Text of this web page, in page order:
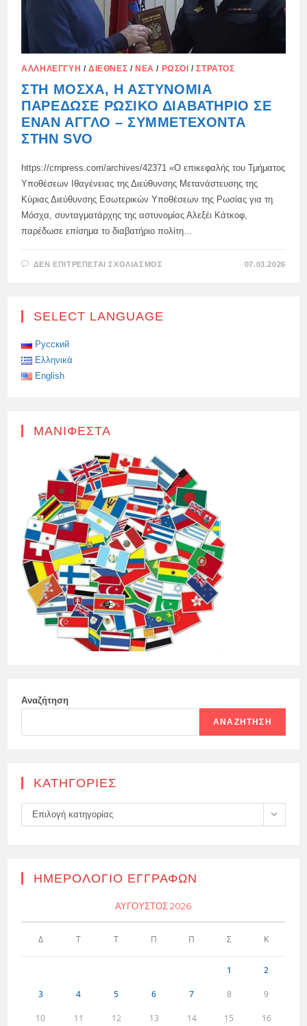
ΑΛΛΗΛΕΓΓΎΗ /ΔΙΕΘΝΈΣ /ΝΈΑ / ΡΏΣΟΙ /ΣΤΡΑΤΌΣ
ΣΤΗ ΜΌΣΧΑ, Η ΑΣΤΥΝΟΜΊΑ
ΠΑΡΈΔΩΣΕ ΡΩΣΙΚΌ ΔΙΑΒΑΤΉΡΙΟ ΣΕ
ΈΝΑΝ ΆΓΓΛΟ – ΣΥΜΜΕΤΈΧΟΝΤΑ
ΣΤΗΝ SVO
https://crnpress.com/archives/42371 «Ο επικεφαλής του Τμήματος
Υποθέσεων Ιθαγένειας της Διεύθυνσης Μετανάστευσης της
Κύριας Διεύθυνσης Εσωτερικών Υποθέσεων της Ρωσίας για τη
Μόσχα, συνταγματάρχης της αστυνομίας Αλεξέι Κάτκοφ,
παρέδωσε επίσημα το διαβατήριο πολίτη…
ΔΕΝ ΕΠΙΤΡΈΠΕΤΑΙ ΣΧΟΛΙΑΣΜΌΣ
ΡΩΣΙΚΌ
07.03.2026
SELECT LANGUAGE
Русский
Ελληνικά
English
ΜΑΝΙΦΈΣΤΑ
Αναζήτηση
ΑΝΑΖΉΤΗΣΗ
KΑΤΗΓΟΡΊΕΣ
Kατηγορίες
Επιλογή κατηγορίας
ΗΜΕΡΟΛΌΓΙΟ ΕΓΓΡΑΦΏΝ
ΑΎΓΟΥΣΤΟΣ 2026
Δ Τ Τ Π Π Σ Κ
1 2
3 4 5 6 7 8 9
10 11 12 13 14 15 16